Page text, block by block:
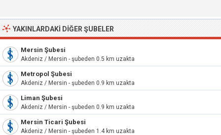
YAKINLARDAKI DIĞER ŞUBELER
Mersin Şubesi
Akdeniz / Mersin - şubeden 0.5 km uzakta
Metropol Şubesi
Akdeniz / Mersin - şubeden 0.9 km uzakta
Liman Şubesi
Akdeniz / Mersin - şubeden 0.9 km uzakta
Mersin Ticari Şubesi
Akdeniz / Mersin - şubeden 1.4 km uzakta